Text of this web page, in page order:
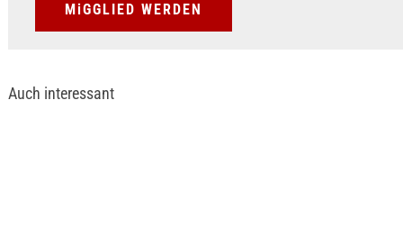
MiGGLIED WERDEN
Auch interessant